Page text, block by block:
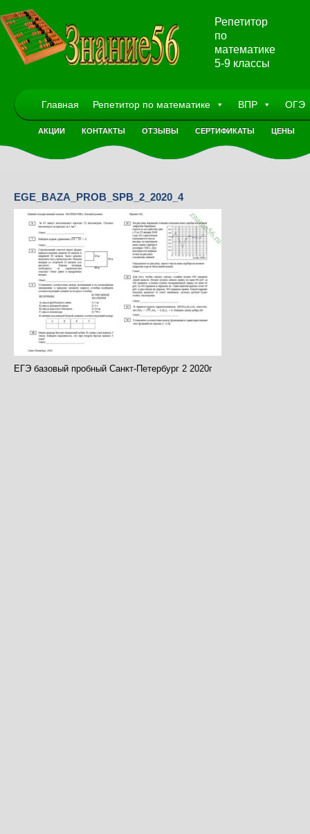
Репетитор
по
математике
5-9 классы
Главная Репетитор по математике ВПР ОГЭ
АКЦИИ КОНТАКТЫ ОТЗЫВЫ СЕРТИФИКАТЫ ЦЕНЫ
EGE_BAZA_PROB_SPB_2_2020_4
ЕГЭ базовый пробный Санкт-Петербург 2 2020г